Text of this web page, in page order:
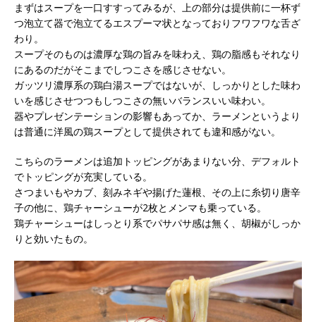
まずはスープを一口すすってみるが、上の部分は提供前に一杯ず
つ泡立て器で泡立てるエスプーマ状となっておりフワフワな舌ざ
わり。
スープそのものは濃厚な鶏の旨みを味わえ、鶏の脂感もそれなり
にあるのだがそこまでしつこさを感じさせない。
ガッツリ濃厚系の鶏白湯スープではないが、しっかりとした味わ
いを感じさせつつもしつこさの無いバランスいい味わい。
器やプレゼンテーションの影響もあってか、ラーメンというより
は普通に洋風の鶏スープとして提供されても違和感がない。
こちらのラーメンは追加トッピングがあまりない分、デフォルト
でトッピングが充実している。
さつまいもやカブ、刻みネギや揚げた蓮根、その上に糸切り唐辛
子の他に、鶏チャーシューが2枚とメンマも乗っている。
鶏チャーシューはしっとり系でパサパサ感は無く、胡椒がしっか
りと効いたもの。